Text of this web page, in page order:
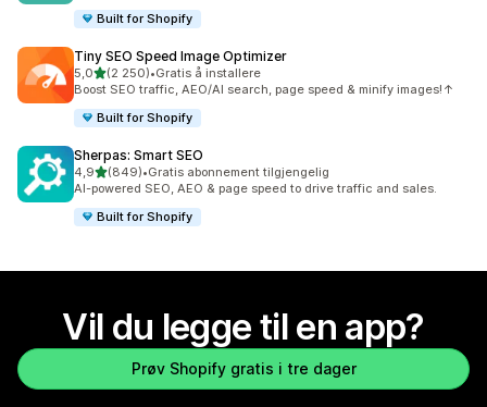
Built for Shopify
Tiny SEO Speed Image Optimizer
5,0av 5 stjerner
(2 250)
Totalt 2250 omtaler
•Gratis å installere
Boost SEO traffic, AEO/AI search, page speed & minify images!↑
Built for Shopify
Sherpas: Smart SEO
4,9av 5 stjerner
(849)
Totalt 849 omtaler
•Gratis abonnement tilgjengelig
AI-powered SEO, AEO & page speed to drive traffic and sales.
Built for Shopify
Vil du legge til en app?
Prøv Shopify gratis i tre dager